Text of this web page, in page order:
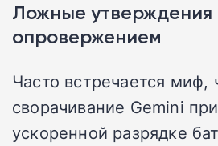
Ложные утверждения
опровержением
Часто встречается миф,
сворачивание Gemini
ускоренной разрядке